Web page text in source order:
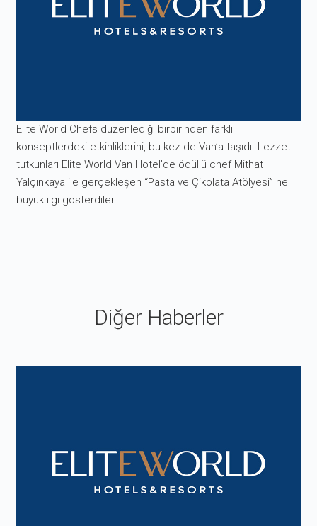
Elite World Chefs düzenlediği birbirinden farklı
konseptlerdeki etkinliklerini, bu kez de Van’a taşıdı. Lezzet
tutkunları Elite World Van Hotel’de ödüllü chef Mithat
Yalçınkaya ile gerçekleşen “Pasta ve Çikolata Atölyesi” ne
büyük ilgi gösterdiler.
Diğer Haberler